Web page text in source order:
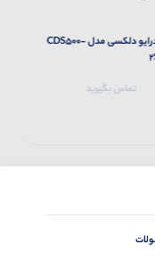
سروو درایو دلکسی مدل CDS500-
تماس بگیرید